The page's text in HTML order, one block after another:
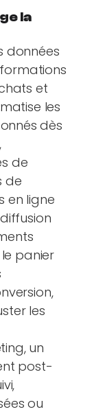
la
données
et
les
dès
de
de
en ligne
panier
les
un
post-
ou